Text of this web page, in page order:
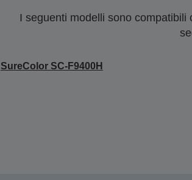
I seguenti modelli sono
SureColor SC-F9400H